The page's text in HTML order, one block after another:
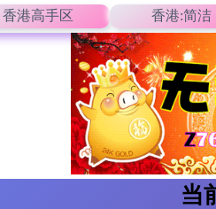
香港高手区 香港:简洁
当